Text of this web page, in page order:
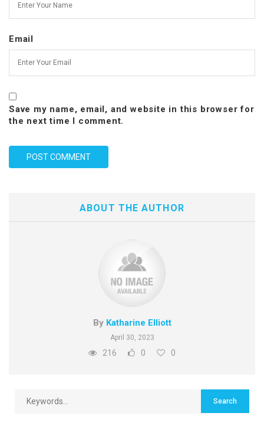
Email
Save my name, email, and website in this browser for
the next time I comment.
ABOUT THE AUTHOR
By Katharine Elliott
April 30, 2023
216 0 0